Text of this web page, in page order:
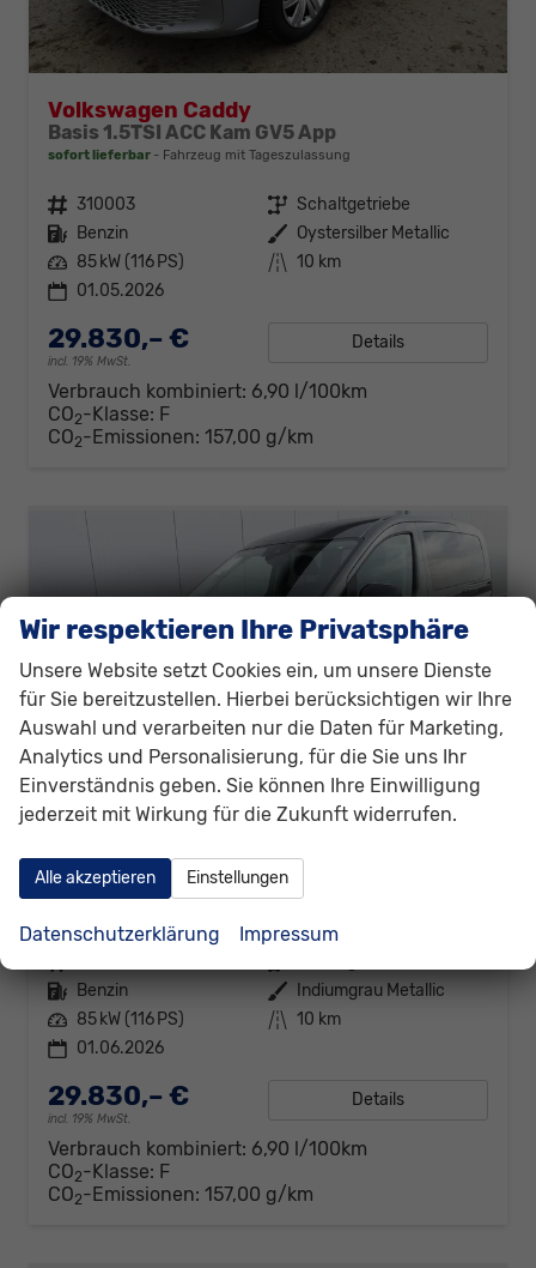
Volkswagen Caddy
Basis 1.5TSI ACC Kam GV5 App
sofort lieferbar Fahrzeug mit Tageszulassung
Fahrzeugnr. 310003 Getriebe Schaltgetriebe
Kraftstoff Benzin Außenfarbe Oystersilber Metallic
Leistung 85 kW (116 PS) Kilometerstand 10 km
01.05.2026
29.830,– €
incl. 19% MwSt.
Details
Verbrauch kombiniert: 6,90 l/100km
CO2-Klasse: F
CO2-Emissionen: 157,00 g/km
Volkswagen Caddy
Basis 1.5TSI ACC Kam GV5 App
Kraftstoff Benzin Außenfarbe
Indiumgrau Metallic
Leistung 85 kW (116 PS) Kilometerstand 10 km
01.06.2026
29.830,– €
incl. 19% MwSt.
Details
Verbrauch kombiniert: 6,90 l/100km
CO2-Klasse: F
CO2-Emissionen: 157,00 g/km
Wir respektieren Ihre Privatsphäre
Unsere Website setzt Cookies ein, um unsere Dienste
für Sie bereitzustellen. Hierbei berücksichtigen wir Ihre
Auswahl und verarbeiten nur die Daten für Marketing,
Analytics und Personalisierung, für die Sie uns Ihr
Einverständnis geben. Sie können Ihre Einwilligung
jederzeit mit Wirkung für die Zukunft widerrufen.
Alle akzeptieren Einstellungen
Datenschutzerklärung Impressum